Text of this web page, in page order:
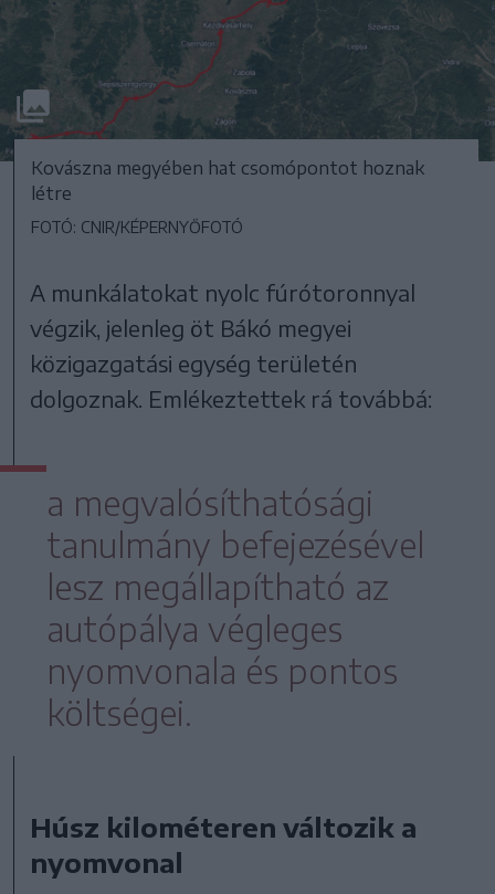
Kovászna megyében hat csomópontot hoznak
létre
FOTÓ: CNIR/KÉPERNYŐFOTÓ
A munkálatokat nyolc fúrótoronnyal
végzik, jelenleg öt Bákó megyei
közigazgatási egység területén
dolgoznak. Emlékeztettek rá továbbá:
a megvalósíthatósági
tanulmány befejezésével
lesz megállapítható az
autópálya végleges
nyomvonala és pontos
költségei.
Húsz kilométeren változik a
nyomvonal